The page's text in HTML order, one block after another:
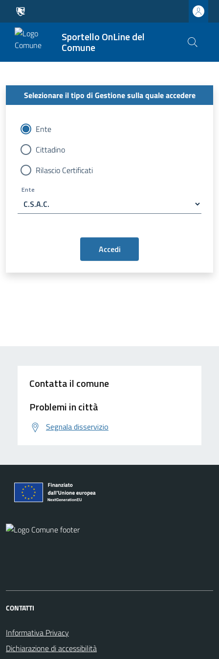
Sportello OnLine del
Comune
Selezionare il tipo di Gestione sulla quale accedere
Ente
Cittadino
Rilascio Certificati
Ente
Contatta il comune
Problemi in città
Segnala disservizio
CONTATTI
Informativa Privacy
Dichiarazione di accessibilità